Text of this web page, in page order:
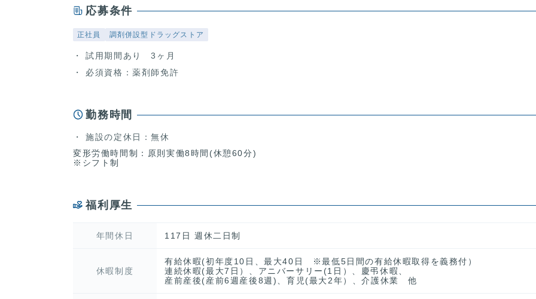
応募条件
正社員 調剤併設型ドラッグストア
試用期間あり 3ヶ月
必須資格：薬剤師免許
勤務時間
施設の定休日：無休
変形労働時間制：原則実働8時間(休憩60分)
※シフト制
福利厚生
年間休日 117日 週休二日制
休暇制度
有給休暇(初年度10日、最大40日 ※最低5日間の有給休暇取得を義務付）
連続休暇(最大7日）、アニバーサリー(1日）、慶弔休暇、
産前産後(産前6週産後8週)、育児(最大2年）、介護休業 他